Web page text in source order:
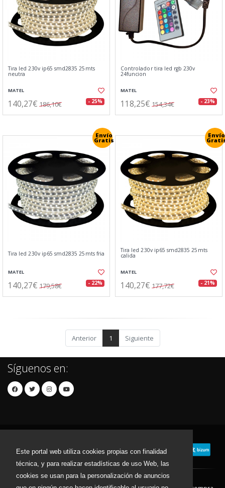
Este portal web utiliza cookies propias con finalidad
técnica, y para realizar estadísticas de uso Web, las
cookies se usan para la personalización de anuncios
Tira led 230v ip65 smd2835 25mts
neutra
MATEL
140,27€ 186,10€ - 25%
Controlador tira led rgb 230v
24funcion
MATEL
118,25€ 154,34€ - 23%
Envío
Gratis
Tira led 230v ip65 smd2835 25mts fria
MATEL
140,27€ 179,58€ - 22%
Envío
Tira led 230v ip65 smd2835 25mts
calida
MATEL
140,27€ 177,72€ - 21%
Anterior 1 Siguiente
Síguenos en: